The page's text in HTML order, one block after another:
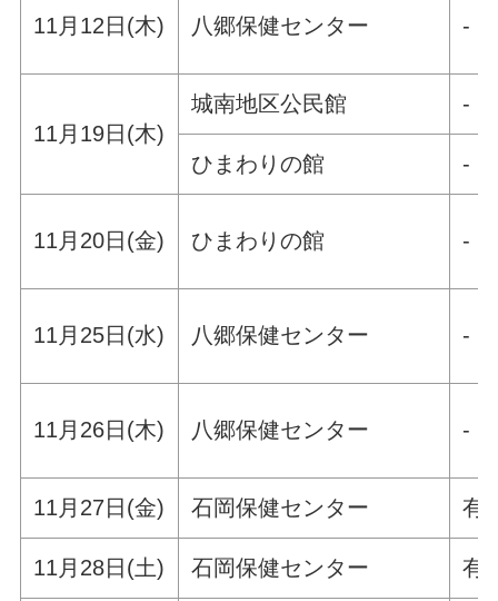
11月12日(木) 八郷保健センター -
11月19日(木)
城南地区公民館 -
ひまわりの館 -
11月20日(金) ひまわりの館 -
11月25日(水) 八郷保健センター -
11月26日(木) 八郷保健センター -
11月27日(金) 石岡保健センター 有
11月28日(土) 石岡保健センター 有